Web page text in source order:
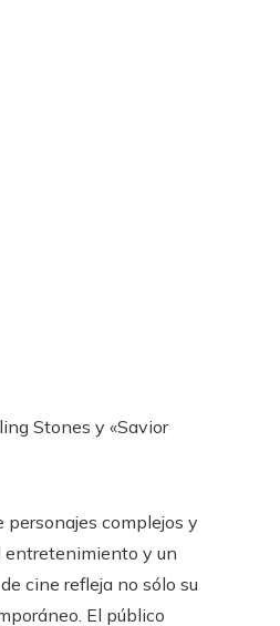
Stones y «Savior
personajes complejos y
entretenimiento y un
cine refleja no sólo su
El público